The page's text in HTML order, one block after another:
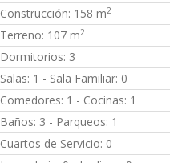
Construcción: 158 m2
Terreno: 107 m2
Dormitorios: 3
Salas: 1 - Sala Familiar: 0
Comedores: 1 - Cocinas: 1
Baños: 3 - Parqueos: 1
Cuartos de Servicio: 0